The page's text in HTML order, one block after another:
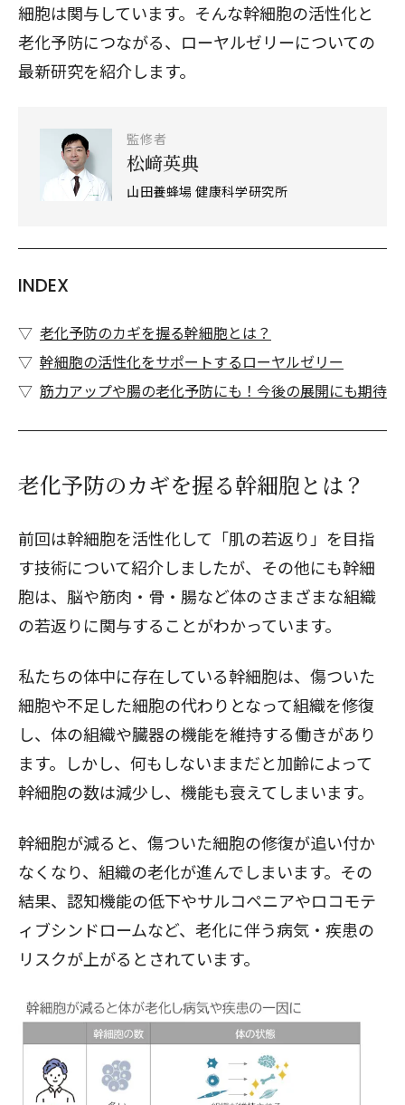
細胞は関与しています。そんな幹細胞の活性化と
老化予防につながる、ローヤルゼリーについての
最新研究を紹介します。
監修者
松﨑英典
山田養蜂場 健康科学研究所
INDEX
老化予防のカギを握る幹細胞とは？
幹細胞の活性化をサポートするローヤルゼリー
筋力アップや腸の老化予防にも！今後の展開にも期待
老化予防のカギを握る幹細胞とは？
前回は幹細胞を活性化して「肌の若返り」を目指
す技術について紹介しましたが、その他にも幹細
胞は、脳や筋肉・骨・腸など体のさまざまな組織
の若返りに関与することがわかっています。
私たちの体中に存在している幹細胞は、傷ついた
細胞や不足した細胞の代わりとなって組織を修復
し、体の組織や臓器の機能を維持する働きがあり
ます。しかし、何もしないままだと加齢によって
幹細胞の数は減少し、機能も衰えてしまいます。
幹細胞が減ると、傷ついた細胞の修復が追い付か
なくなり、組織の老化が進んでしまいます。その
結果、認知機能の低下やサルコペニアやロコモテ
ィブシンドロームなど、老化に伴う病気・疾患の
リスクが上がるとされています。